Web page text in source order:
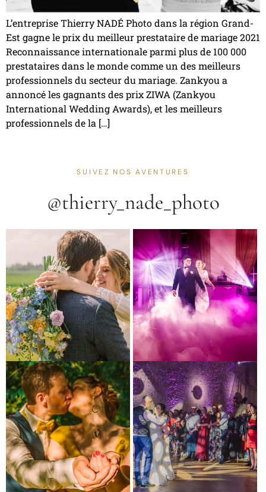
L’entreprise Thierry NADÉ Photo dans la région Grand-
Est gagne le prix du meilleur prestataire de mariage 2021
Reconnaissance internationale parmi plus de 100 000
prestataires dans le monde comme un des meilleurs
professionnels du secteur du mariage. Zankyou a
annoncé les gagnants des prix ZIWA (Zankyou
International Wedding Awards), et les meilleurs
professionnels de la […]
SUIVEZ NOS AVENTURES
@thierry_nade_photo